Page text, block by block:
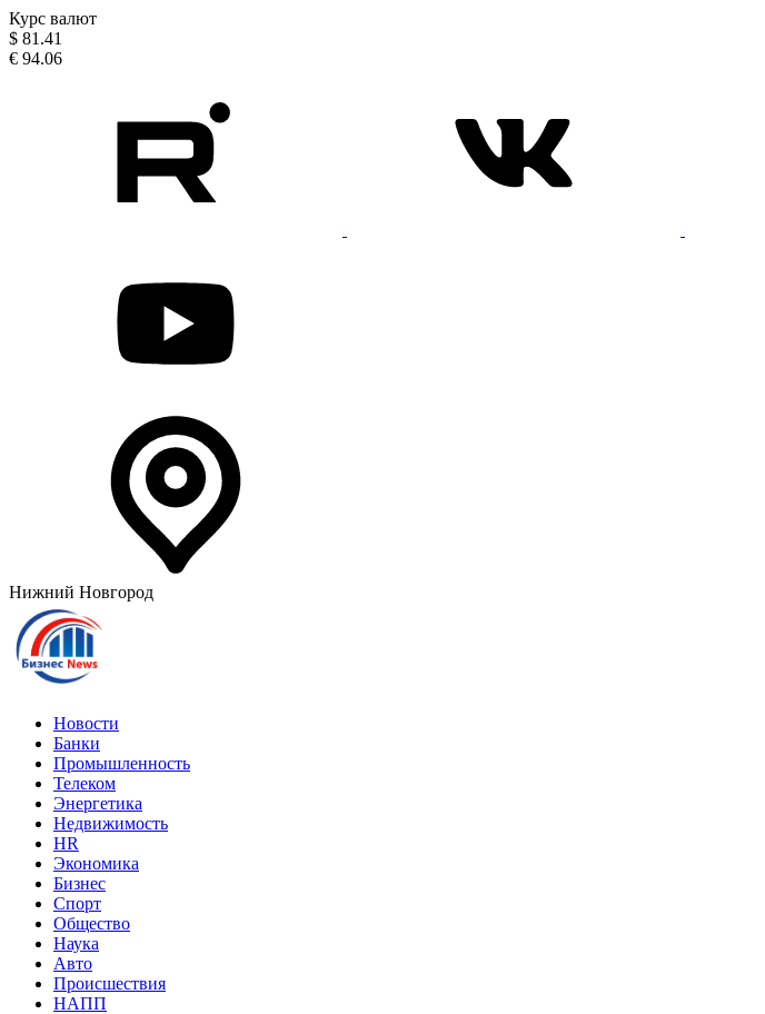
Курс валют
$ 81.41
€ 94.06
Нижний Новгород
Новости
Банки
Промышленность
Телеком
Энергетика
Недвижимость
HR
Экономика
Бизнес
Спорт
Общество
Наука
Авто
Происшествия
НАПП